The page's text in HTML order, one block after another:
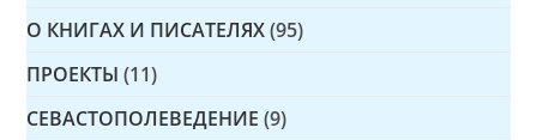
О КНИГАХ И ПИСАТЕЛЯХ (95)
ПРОЕКТЫ (11)
СЕВАСТОПОЛЕВЕДЕНИЕ (9)